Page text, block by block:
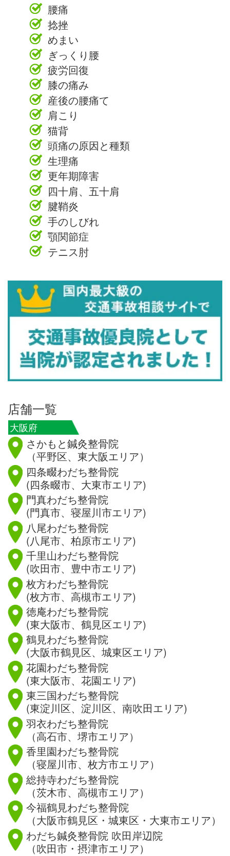
腰痛
捻挫
めまい
ぎっくり腰
疲労回復
膝の痛み
産後の腰痛て
肩こり
猫背
頭痛の原因と種類
生理痛
更年期障害
四十肩、五十肩
腱鞘炎
手のしびれ
顎関節症
テニス肘
店舗一覧
大阪府
さかもと鍼灸整骨院
（平野区、東大阪エリア）
四条畷わだち整骨院
(四条畷市、大東市エリア)
門真わだち整骨院
(門真市、寝屋川市エリア)
八尾わだち整骨院
(八尾市、柏原市エリア)
千里山わだち整骨院
(吹田市、豊中市エリア)
枚方わだち整骨院
(枚方市、高槻市エリア)
徳庵わだち整骨院
(東大阪市、鶴見区エリア)
鶴見わだち整骨院
(大阪市鶴見区、城東区エリア)
花園わだち整骨院
(東大阪市、花園エリア)
東三国わだち整骨院
(東淀川区、淀川区、南吹田エリア)
羽衣わだち整骨院
（高石市、堺市エリア）
香里園わだち整骨院
（寝屋川市、枚方市エリア）
総持寺わだち整骨院
（茨木市、高槻市エリア）
今福鶴見わだち整骨院
（大阪市鶴見区・城東区・大東市エリア）
わだち鍼灸整骨院 吹田岸辺院
（吹田市・摂津市エリア）